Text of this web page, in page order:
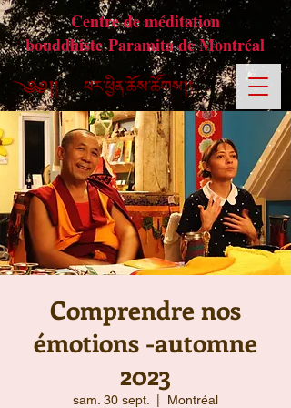
Centre de méditation
bouddhiste Paramita de Montréal
Comprendre nos
émotions -automne
2023
sam. 30 sept. Montréal